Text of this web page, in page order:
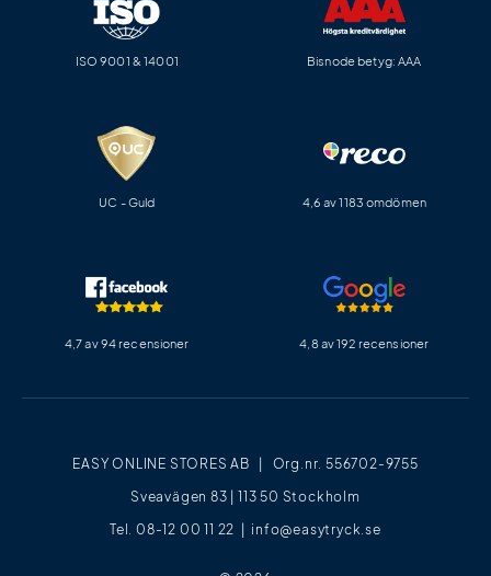
EASY ONLINE STORES AB | Org.nr. 556702-9755
Sveavägen 83 | 113 50 Stockholm
Tel. 08-12 00 11 22 | info@easytryck.se
ISO 9001 & 14001 Bisnode betyg: AAA
UC - Guld 4,6 av 1183 omdömen
4,7 av 94 recensioner 4,8 av 192 recensioner